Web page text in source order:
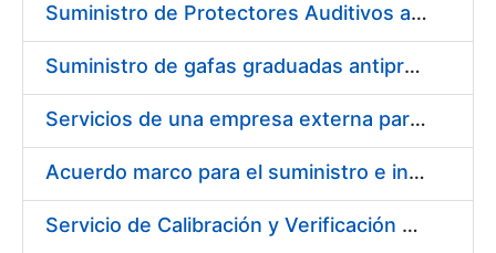
Suministro de Protectores Auditivos a medida para las personas trabajadoras de los Centros de Trabajo de Madrid y Burgos
Suministro de gafas graduadas antiproyecciones para los trabajadores de la FNMT-RCM en los centros de trabajo de Madrid y Burgos
Servicios de una empresa externa para el asesoramiento y resolución de los recursos de alzada que se presentan relacionados con procesos de selección para la FNMT-RCM
Acuerdo marco para el suministro e instalación de persianas, estores y otros complementos
Servicio de Calibración y Verificación Externa de los Equipos de Medición del Servicio de Prevención de la FNMT-RCM